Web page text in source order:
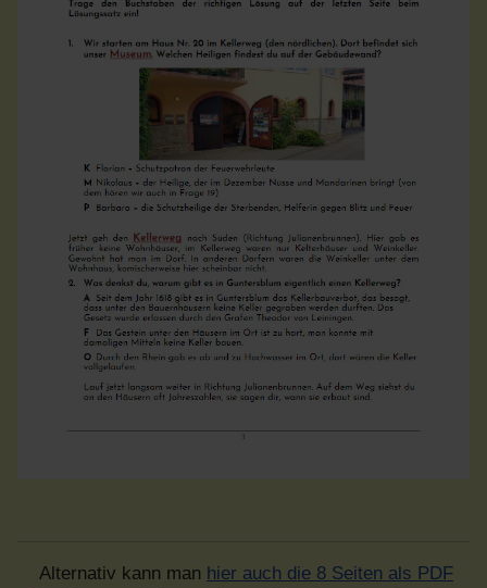
Alternativ kann man hier auch die 8 Seiten als PDF